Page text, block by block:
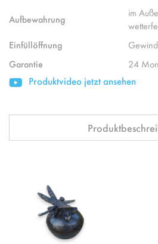
Aufbewahrung
im
Einfüllöffnung
Garantie
24
Produktvideo jetzt ansehen